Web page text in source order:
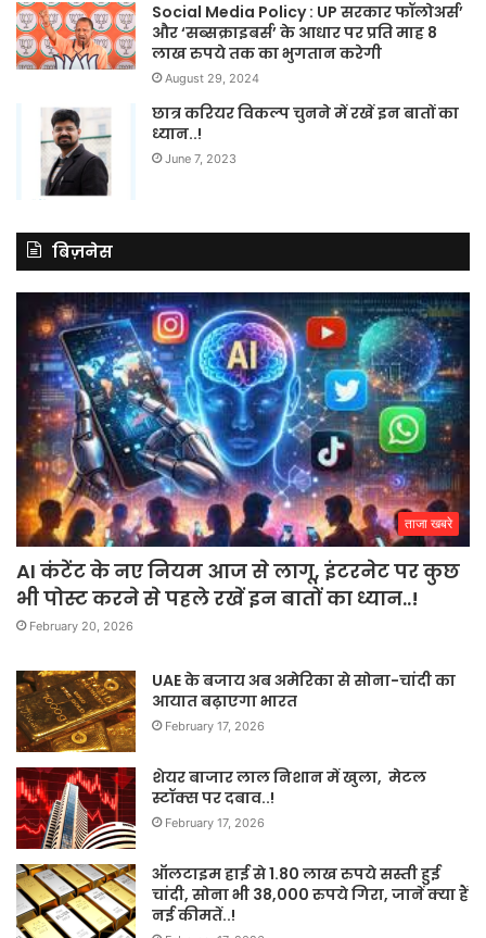
Social Media Policy : UP सरकार फॉलोअर्स’
और ‘सब्सक्राइबर्स’ के आधार पर प्रति माह 8
लाख रुपये तक का भुगतान करेगी
August 29, 2024
छात्र करियर विकल्प चुनने में रखें इन बातों का
ध्यान..!
June 7, 2023
बिज़नेस
ताजा खबरे
AI कंटेंट के नए नियम आज से लागू, इंटरनेट पर कुछ
भी पोस्ट करने से पहले रखें इन बातों का ध्यान..!
February 20, 2026
UAE के बजाय अब अमेरिका से सोना-चांदी का
आयात बढ़ाएगा भारत
February 17, 2026
शेयर बाजार लाल निशान में खुला, मेटल
स्टॉक्स पर दबाव..!
February 17, 2026
ऑलटाइम हाई से 1.80 लाख रुपये सस्ती हुई
चांदी, सोना भी 38,000 रुपये गिरा, जानें क्या हैं
नई कीमतें..!